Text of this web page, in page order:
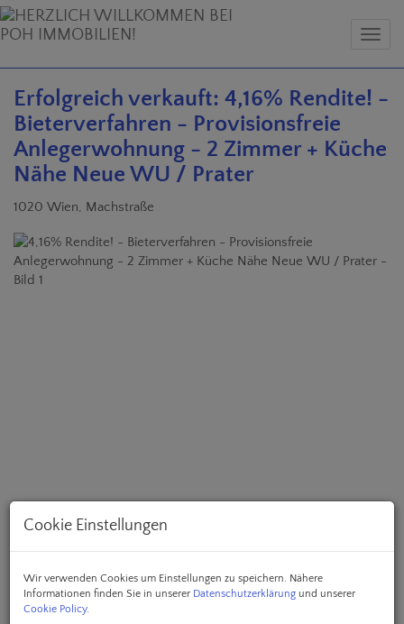
Erfolgreich verkauft: 4,16% Rendite! -
Bieterverfahren - Provisionsfreie
Anlegerwohnung - 2 Zimmer + Küche
Nähe Neue WU / Prater
1020 Wien, Machstraße
Cookie Einstellungen
Wir verwenden Cookies um Einstellungen zu speichern. Nähere
Informationen finden Sie in unserer Datenschutzerklärung und unserer
Cookie Policy.